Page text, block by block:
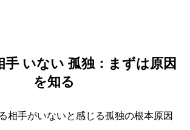
手 いない 孤独：まずは原因
を知る
相手がいないと感じる孤独の根本原因